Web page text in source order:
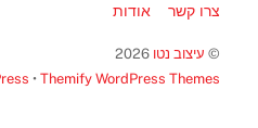
צרו קשר אודות
© עיצוב נטו 2026
• Themify WordPress Themes